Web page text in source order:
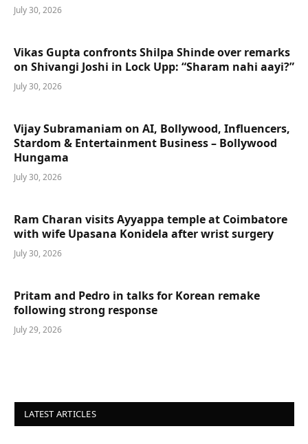
July 30, 2026
Vikas Gupta confronts Shilpa Shinde over remarks
on Shivangi Joshi in Lock Upp: “Sharam nahi aayi?”
July 30, 2026
Vijay Subramaniam on AI, Bollywood, Influencers,
Stardom & Entertainment Business – Bollywood
Hungama
July 30, 2026
Ram Charan visits Ayyappa temple at Coimbatore
with wife Upasana Konidela after wrist surgery
July 30, 2026
Pritam and Pedro in talks for Korean remake
following strong response
July 29, 2026
LATEST ARTICLES